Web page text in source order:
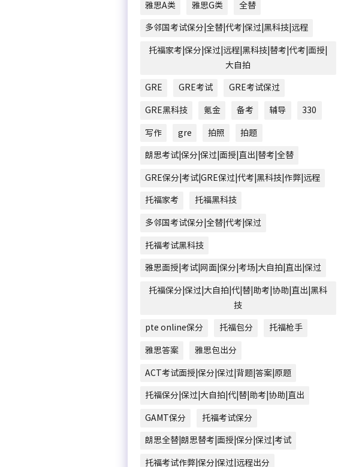
雅思A类 雅思G类 全替
多邻国考试保分|全替|代考|保过|黑科技|远程
托福家考|保分|保过|远程|黑科技|替考|代考|面授|
大自拍
GRE GRE考试 GRE考试保过
GRE黑科技 氪金 备考 辅导 330
写作 gre 拍照 拍题
朗思考试|保分|保过|面授|直出|替考|全替
GRE保分|考试|GRE保过|代考|黑科技|作弊|远程
托福家考 托福黑科技
多邻国考试保分|全替|代考|保过
托福考试黑科技
雅思面授|考试|网面|保分|考场|大自拍|直出|保过
托福保分|保过|大自拍|代|替|助考|协助|直出|黑科
技
pte online保分 托福包分 托福枪手
雅思答案 雅思包出分
ACT考试面授|保分|保过|背题|答案|原题
托福保分|保过|大自拍|代|替|助考|协助|直出
GAMT保分 托福考试保分
朗思全替|朗思替考|面授|保分|保过|考试
托福考试作弊|保分|保过|远程出分